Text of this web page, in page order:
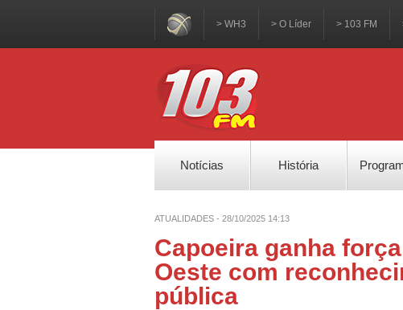
> WH3 > O Líder > 103 FM
Notícias
História
ATUALIDADES - 28/10/2025 14:13
Capoeira ganha
Oeste com
pública